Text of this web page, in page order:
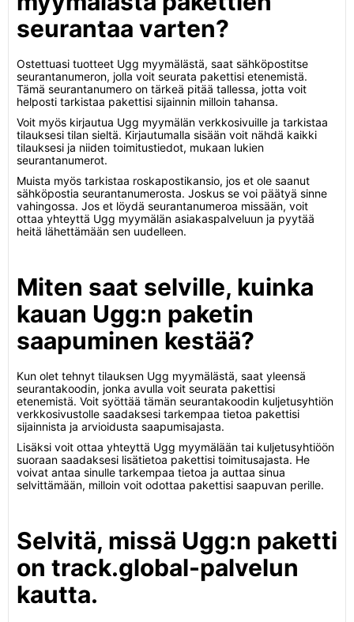
seurantaa varten?
Ostettuasi tuotteet Ugg myymälästä, saat sähköpostitse
seurantanumeron, jolla voit seurata pakettisi etenemistä.
Tämä seurantanumero on tärkeä pitää tallessa, jotta voit
helposti tarkistaa pakettisi sijainnin milloin tahansa.
Voit myös kirjautua Ugg myymälän verkkosivuille ja tarkistaa
tilauksesi tilan sieltä. Kirjautumalla sisään voit nähdä kaikki
tilauksesi ja niiden toimitustiedot, mukaan lukien
seurantanumerot.
Muista myös tarkistaa roskapostikansio, jos et ole saanut
sähköpostia seurantanumerosta. Joskus se voi päätyä sinne
vahingossa. Jos et löydä seurantanumeroa missään, voit
ottaa yhteyttä Ugg myymälän asiakaspalveluun ja pyytää
heitä lähettämään sen uudelleen.
Miten saat selville, kuinka
kauan Ugg:n paketin
saapuminen kestää?
Kun olet tehnyt tilauksen Ugg myymälästä, saat yleensä
seurantakoodin, jonka avulla voit seurata pakettisi
etenemistä. Voit syöttää tämän seurantakoodin kuljetusyhtiön
verkkosivustolle saadaksesi tarkempaa tietoa pakettisi
sijainnista ja arvioidusta saapumisajasta.
Lisäksi voit ottaa yhteyttä Ugg myymälään tai kuljetusyhtiöön
suoraan saadaksesi lisätietoa pakettisi toimitusajasta. He
voivat antaa sinulle tarkempaa tietoa ja auttaa sinua
selvittämään, milloin voit odottaa pakettisi saapuvan perille.
Selvitä, missä Ugg:n paketti
on track.global-palvelun
kautta.